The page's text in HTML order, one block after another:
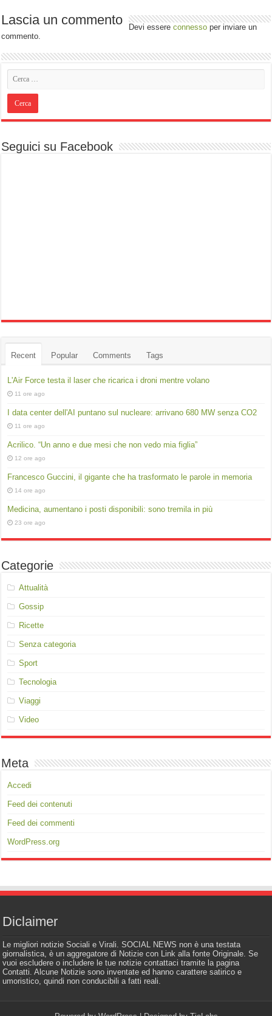
Lascia un commento Devi essereconnesso per inviare un
commento.
Seguici su Facebook
Recent Popular Comments Tags
L'Air Force testa il laser che ricarica i droni mentre volano
11 ore ago
I data center dell'AI puntano sul nucleare: arrivano 680 MW senza CO2
11 ore ago
Acrilico. “Un anno e due mesi che non vedo mia figlia”
12 ore ago
Francesco Guccini, il gigante che ha trasformato le parole in memoria
14 ore ago
Medicina, aumentano i posti disponibili: sono tremila in più
23 ore ago
Categorie
Attualità
Gossip
Ricette
Senza categoria
Sport
Tecnologia
Viaggi
Video
Meta
Accedi
Feed dei contenuti
Feed dei commenti
WordPress.org
Diclaimer
Le migliori notizie Sociali e Virali. SOCIAL NEWS non è una testata
giornalistica, è un aggregatore di Notizie con Link alla fonte Originale. Se
vuoi escludere o includere le tue notizie contattaci tramite la pagina
Contatti. Alcune Notizie sono inventate ed hanno carattere satirico e
umoristico, quindi non conducibili a fatti reali.